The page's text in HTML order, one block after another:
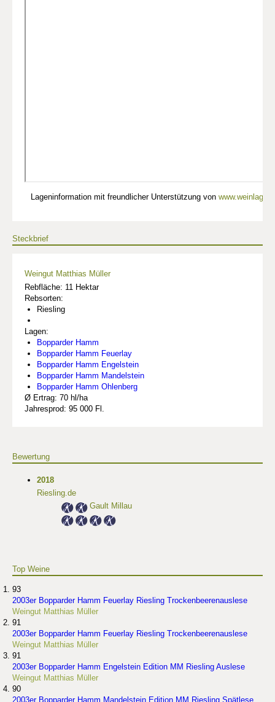
Lageninformation mit freundlicher Unterstützung von
Steckbrief
Weingut Matthias Müller
Rebfläche: 11 Hektar
Rebsorten:
Riesling
Lagen:
Bopparder Hamm
Bopparder Hamm Feuerlay
Bopparder Hamm Engelstein
Bopparder Hamm Mandelstein
Bopparder Hamm Ohlenberg
Ø Ertrag: 70 hl/ha
Jahresprod: 95 000 Fl.
Bewertung
2018
Riesling.de
Gault Millau
Top Weine
93
2003er Bopparder Hamm Feuerlay Riesling Trockenbeerenauslese
Weingut Matthias Müller
91
2003er Bopparder Hamm Feuerlay Riesling Trockenbeerenauslese
Weingut Matthias Müller
91
2003er Bopparder Hamm Engelstein Edition MM Riesling Auslese
Weingut Matthias Müller
90
2003er Bopparder Hamm Mandelstein Edition MM Riesling Spätlese